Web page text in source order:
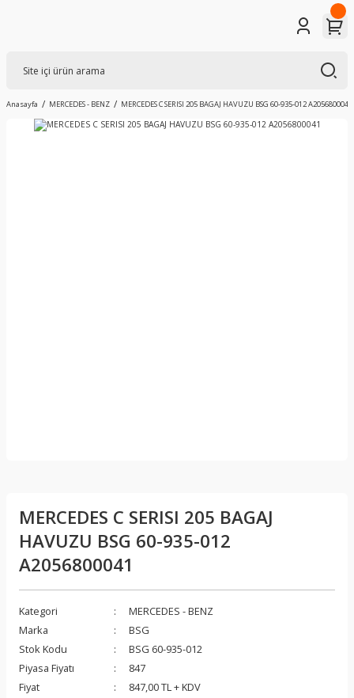
Anasayfa MERCEDES - BENZ MERCEDES C SERISI 205 BAGAJ HAVUZU BSG 60-935-012 A2056800041
MERCEDES C SERISI 205 BAGAJ
HAVUZU BSG 60-935-012
A2056800041
Kategori
MERCEDES - BENZ
Marka
BSG
Stok Kodu
BSG 60-935-012
Piyasa Fiyatı
847
Fiyat
847,00 TL + KDV